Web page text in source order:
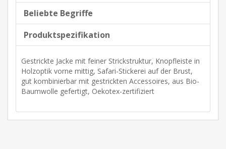
Beliebte Begriffe
Produktspezifikation
Gestrickte Jacke mit feiner Strickstruktur, Knopfleiste in
Holzoptik vorne mittig, Safari-Stickerei auf der Brust,
gut kombinierbar mit gestrickten Accessoires, aus Bio-
Baumwolle gefertigt, Oekotex-zertifiziert